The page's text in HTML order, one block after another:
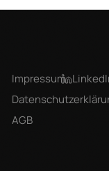
Impressum
AGB